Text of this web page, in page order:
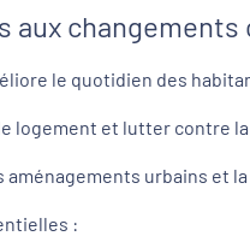
le quotidien des
logement et lutter contre
urbains et
: